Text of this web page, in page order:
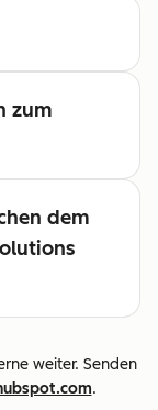
zum
dem
weiter. Senden
.